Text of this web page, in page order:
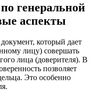
генеральной
аспекты
который дает
лицу) совершать
лица (доверителя). В
позволяет
Это особенно